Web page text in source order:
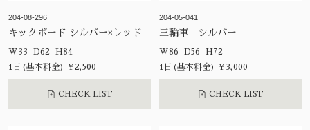
204-08-296
キックボード シルバー×レッド
W33 D62 H84
1日(基本料金) ¥2,500
CHECK LIST
204-05-041
三輪車 シルバー
W86 D56 H72
1日(基本料金) ¥3,000
CHECK LIST